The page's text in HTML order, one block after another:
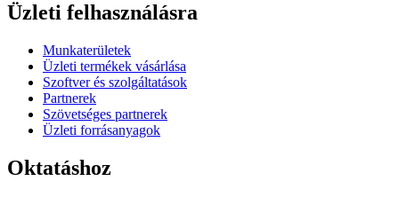
Üzleti felhasználásra
Munkaterületek
Üzleti termékek vásárlása
Szoftver és szolgáltatások
Partnerek
Szövetséges partnerek
Üzleti forrásanyagok
Oktatáshoz